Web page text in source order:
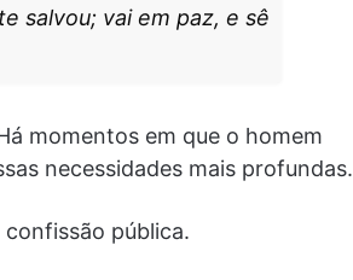
salvou; vai em paz, e sê
momentos em que o homem
necessidades mais profundas.
confissão pública.